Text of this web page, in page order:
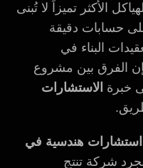
الأكثر تميزاً لا تُبنى
حسابات دقيقة
وصلت تعقيدات البناء في
الفرق بين مشروع
خبرة الاستشارات
هندسية في
شركة تنتج